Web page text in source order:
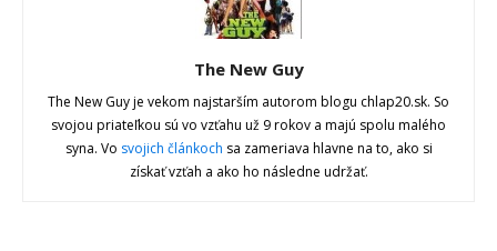
The New Guy
The New Guy je vekom najstarším autorom blogu chlap20.sk. So
svojou priateľkou sú vo vzťahu už 9 rokov a majú spolu malého
syna. Vo svojich článkoch sa zameriava hlavne na to, ako si
získať vzťah a ako ho následne udržať.